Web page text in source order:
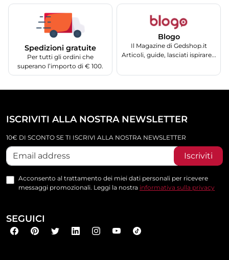
Spedizioni gratuite
Per tutti gli ordini che
superano l’importo di € 100.
Blogo
Il Magazine di Gedshop.it
Articoli, guide, lasciati ispirare...
ISCRIVITI ALLA NOSTRA NEWSLETTER
10€ DI SCONTO SE TI ISCRIVI ALLA NOSTRA NEWSLETTER
Iscriviti
Acconsento al trattamento dei miei dati personali per ricevere
messaggi promozionali. Leggi la nostra informativa sulla privacy
SEGUICI